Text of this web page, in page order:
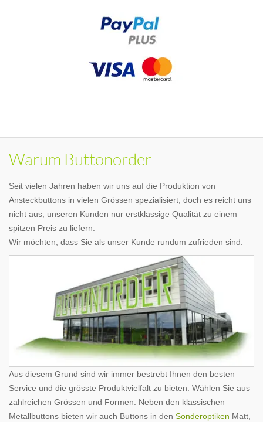
Warum Buttonorder
Seit vielen Jahren haben wir uns auf die Produktion von
Ansteckbuttons in vielen Grössen spezialisiert, doch es reicht uns
nicht aus, unseren Kunden nur erstklassige Qualität zu einem
spitzen Preis zu liefern.
Wir möchten, dass Sie als unser Kunde rundum zufrieden sind.
Aus diesem Grund sind wir immer bestrebt Ihnen den besten
Service und die grösste Produktvielfalt zu bieten. Wählen Sie aus
zahlreichen Grössen und Formen. Neben den klassischen
Metallbuttons bieten wir auch Buttons in den Sonderoptiken Matt,